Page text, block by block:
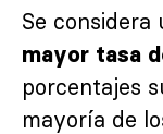
Se
mayor tasa
porcentajes
mayoría de